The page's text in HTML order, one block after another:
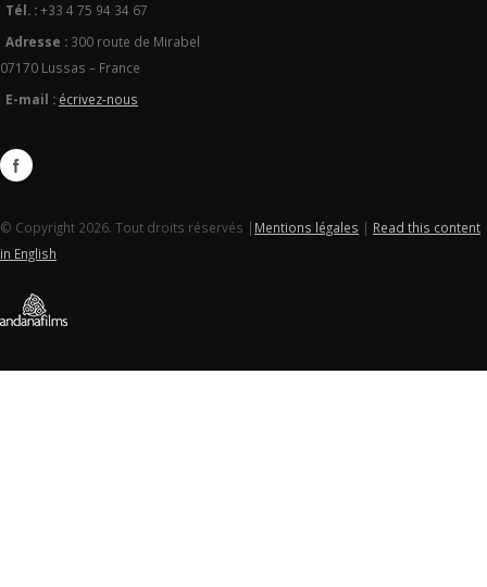
Tél. :+33 4 75 94 34 67
Adresse : 300 route de Mirabel
07170 Lussas – France
E-mail : écrivez-nous
© Copyright 2026. Tout droits réservés | Mentions légales | Read this content
in English